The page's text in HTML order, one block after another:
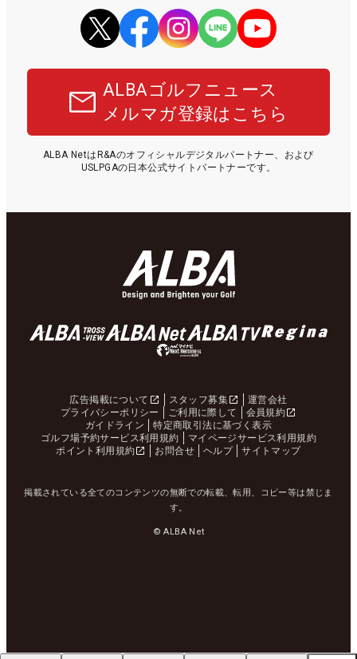
ALBAゴルフニュース
メルマガ登録はこちら
ALBA NetはR&Aのオフィシャルデジタルパートナー、および
USLPGAの日本公式サイトパートナーです。
広告掲載について スタッフ募集
運営会社
プライバシーポリシー
ご利用に際して
会員規約
ガイドライン
特定商取引法に基づく表示
ゴルフ場予約サービス利用規約
マイページサービス利用規約
ポイント利用規約
お問合せ ヘルプ サイトマップ
掲載されている全てのコンテンツの無断での転載、転用、コピー等は禁じま
す。
© ALBA Net